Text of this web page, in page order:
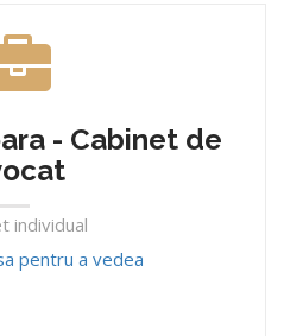
- Cabinet de
individual
pentru a vedea